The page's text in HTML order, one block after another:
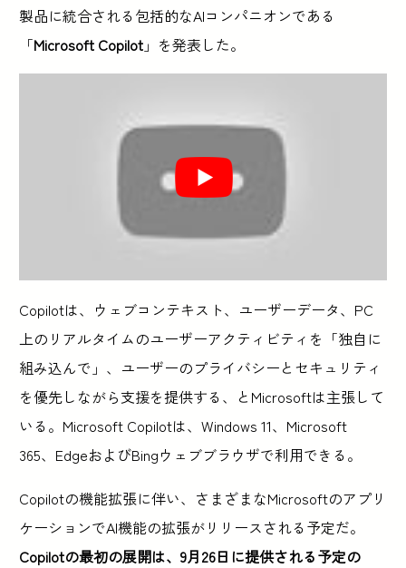
製品に統合される包括的なAIコンパニオンである
「Microsoft Copilot 」を発表した。
Copilotは、ウェブコンテキスト、ユーザーデータ、PC
上のリアルタイムのユーザーアクティビティを「独自に
組み込んで」、ユーザーのプライバシーとセキュリティ
を優先しながら支援を提供する、とMicrosoftは主張して
いる。Microsoft Copilotは、Windows 11、Microsoft
365、EdgeおよびBingウェブブラウザで利用できる。
Copilotの機能拡張に伴い、さまざまなMicrosoftのアプリ
ケーションでAI機能の拡張がリリースされる予定だ。
Copilotの最初の展開は、9月26日に提供される予定の